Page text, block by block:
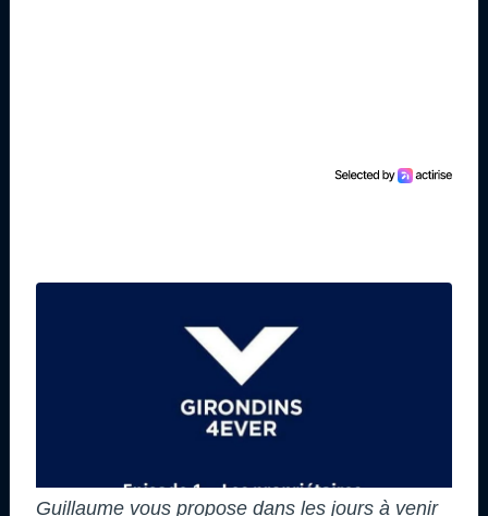
Guillaume vous propose dans les jours à venir